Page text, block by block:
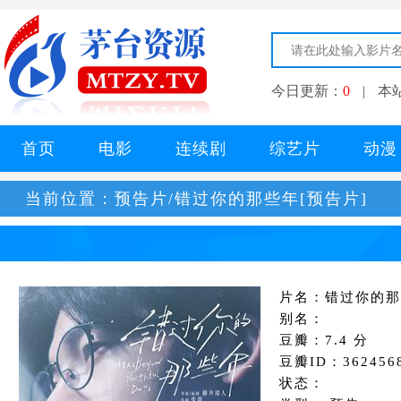
今日更新： 0 | 本
首页 电影 连续剧 综艺片 动漫
当前位置： 预告片/错过你的那些年[预告片]
片名：错过你的
别名：
豆瓣：7.4 分
豆瓣ID：
状态：